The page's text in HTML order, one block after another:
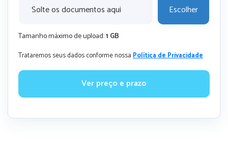
Solte os documentos aqui Escolher
Tamanho máximo de upload:1 GB
Trataremos seus dados conforme nossaPolítica de Privacidade
Ver preço e prazo